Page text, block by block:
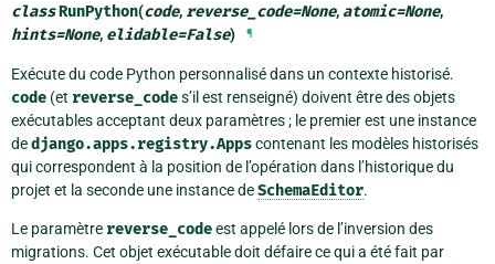
classRunPython(code, reverse_code=None, atomic=None,
hints=None, elidable=False) ¶
Exécute du code Python personnalisé dans un contexte historisé.
code (et reverse_codes’il est renseigné) doivent être des objets
exécutables acceptant deux paramètres ; le premier est une instance
dedjango.apps.registry.Appscontenant les modèles historisés
qui correspondent à la position de l’opération dans l’historique du
projet et la seconde une instance deSchemaEditor.
Le paramètre reverse_codeest appelé lors de l’inversion des
migrations. Cet objet exécutable doit défaire ce qui a été fait par